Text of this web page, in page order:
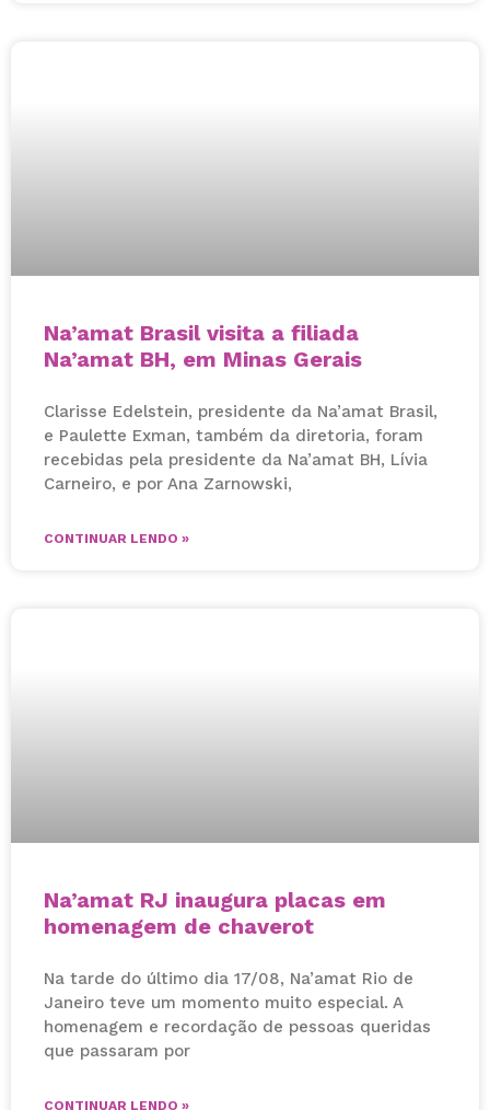
Na’amat Brasil visita a filiada
Na’amat BH, em Minas Gerais
Clarisse Edelstein, presidente da Na’amat Brasil,
e Paulette Exman, também da diretoria, foram
recebidas pela presidente da Na’amat BH, Lívia
Carneiro, e por Ana Zarnowski,
CONTINUAR LENDO »
Na’amat RJ inaugura placas em
homenagem de chaverot
Na tarde do último dia 17/08, Na’amat Rio de
Janeiro teve um momento muito especial. A
homenagem e recordação de pessoas queridas
que passaram por
CONTINUAR LENDO »